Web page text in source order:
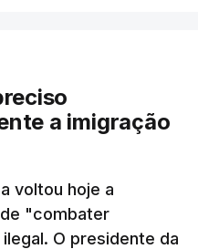
a imigração
voltou hoje a
"combater
O presidente da